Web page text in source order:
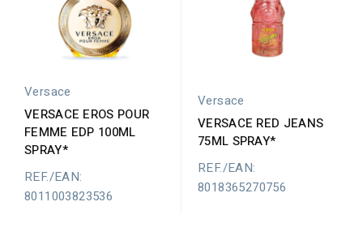
Versace
VERSACE EROS POUR
FEMME EDP 100ML
SPRAY*
REF./EAN:
8011003823536
Versace
VERSACE RED JEANS
75ML SPRAY*
REF./EAN:
8018365270756